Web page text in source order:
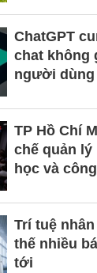
ChatGPT
chat không
người dùng
TP Hồ Chí
chế quản lý
học và
Trí tuệ
thế nhiều
tới